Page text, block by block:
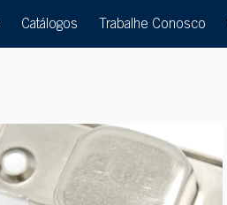
Catálogos Trabalhe Conosco